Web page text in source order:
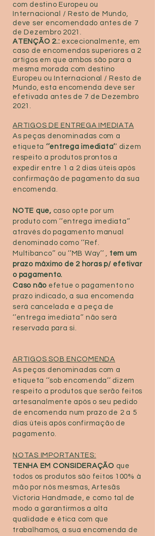
com destino Europeu ou
Internacional / Resto de Mundo,
deve ser encomendado antes de 7
de Dezembro 2021.
ATENÇÃO 2.: excecionalmente
, em
caso de encomendas superiores a 2
artigos em que ambos são para a
mesma morada com destino
Europeu ou Internacional / Resto de
Mundo, esta encomenda deve ser
efetivada antes de 7 de Dezembro
2021.
ARTIGOS DE ENTREGA IMEDIATA
As peças denominadas com a
etiqueta ‘’entrega imediata’’ dizem
respeito a produtos prontos a
expedir entre 1 a 2 dias úteis após
confirmação de pagamento da sua
encomenda.
NOTE que, caso opte por um
produto com ‘’entrega imediata’’
através do pagamento manual
denominado como ‘’Ref.
Multibanco’’ ou ‘’MB Way’’ , tem um
prazo máximo de 2 horas p/ efetivar
o pagamento.
Caso não efetue o pagamento no
prazo indicado, a sua encomenda
será cancelada e a peça de
‘’entrega imediata’’ não será
reservada para si.
ARTIGOS SOB ENCOMENDA
As peças denominadas com a
etiqueta ‘’sob encomenda’’ dizem
respeito a produtos que serão feitos
artesanalmente após o seu pedido
de encomenda num prazo de 2 a 5
dias úteis após confirmação de
pagamento.
NOTAS IMPORTANTES:
TENHA EM CONSIDERAÇÃO que
todos os produtos são feitos 100% à
mão por nós mesmas, Artesãs
Victoria Handmade, e como tal de
modo a garantirmos a alta
qualidade e ética com que
trabalhamos, a sua encomenda de